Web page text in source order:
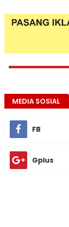
MEDIA SOSIAL
FB
Gplus